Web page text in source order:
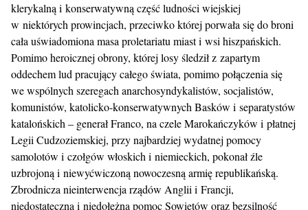
klerykalną i konserwatywną część ludności wiejskiej
w niektórych prowincjach, przeciwko której porwała się do broni
cała uświadomiona masa proletariatu miast i wsi hiszpańskich.
Pomimo heroicznej obrony, której losy śledził z zapartym
oddechem lud pracujący całego świata, pomimo połączenia się
we wspólnych szeregach anarchosyndykalistów, socjalistów,
komunistów, katolicko-konserwatywnych Basków i separatystów
katalońskich – generał Franco, na czele Marokańczyków i płatnej
Legii Cudzoziemskiej, przy najbardziej wydatnej pomocy
samolotów i czołgów włoskich i niemieckich, pokonał źle
uzbrojoną i niewyćwiczoną nowoczesną armię republikańską.
Zbrodnicza nieinterwencja rządów Anglii i Francji,
niedostateczna i niedołężna pomoc Sowietów oraz bezsilność